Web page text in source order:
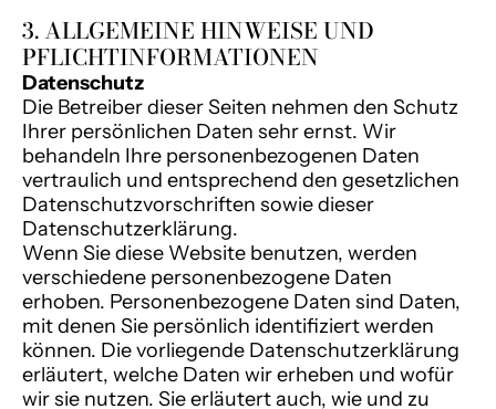
3. ALLGEMEINE HINWEISE UND
PFLICHTINFORMATIONEN
Datenschutz
Die Betreiber dieser Seiten nehmen den Schutz
Ihrer persönlichen Daten sehr ernst. Wir
behandeln Ihre personenbezogenen Daten
vertraulich und entsprechend den gesetzlichen
Datenschutzvorschriften sowie dieser
Datenschutzerklärung.
Wenn Sie diese Website benutzen, werden
verschiedene personenbezogene Daten
erhoben. Personenbezogene Daten sind Daten,
mit denen Sie persönlich identifiziert werden
können. Die vorliegende Datenschutzerklärung
erläutert, welche Daten wir erheben und wofür
wir sie nutzen. Sie erläutert auch, wie und zu